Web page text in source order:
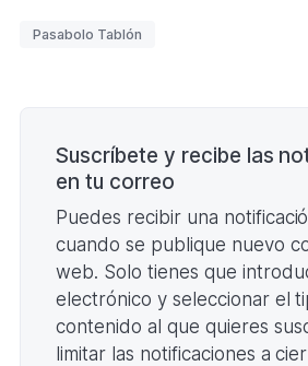
RESULTADOS
KB)
Pasabolo Tablón
Suscríbete y recibe las
en tu correo
Puedes recibir una
cuando se publique nuevo
web. Solo tienes que
electrónico y seleccionar el
contenido al que quieres
limitar las notificaciones a